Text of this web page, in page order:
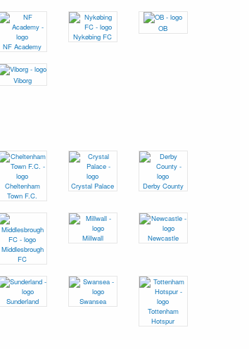
NF Academy
Nykøbing FC
OB
Viborg
Cheltenham
Town F.C.
Crystal Palace Derby County
Middlesbrough
FC
Millwall Newcastle
Sunderland
Swansea
Tottenham
Hotspur